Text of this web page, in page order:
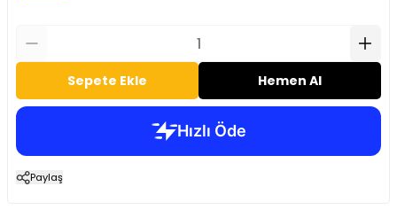
Sepete Ekle Hemen Al
Paylaş